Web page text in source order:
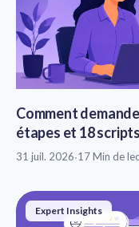
Comment
étapes et 18
31 juil. 2026·17 Min de
Expert Insights